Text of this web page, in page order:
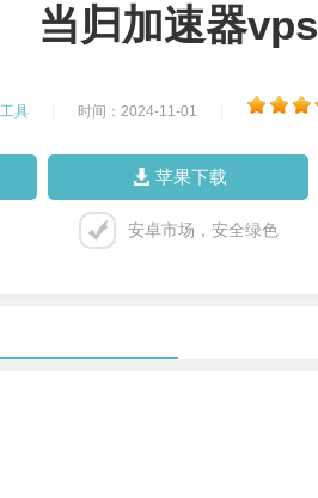
当归加速器vps
工具 时间：2024-11-01
苹果下载
安卓市场，安全绿色